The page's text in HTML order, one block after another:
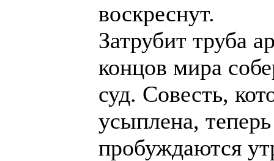
воскреснут.
Затрубит труба
концов мира
суд. Совесть,
усыплена,
пробуждаются